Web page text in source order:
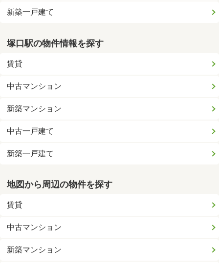
新築一戸建て
塚口駅の物件情報を探す
賃貸
中古マンション
新築マンション
中古一戸建て
新築一戸建て
地図から周辺の物件を探す
賃貸
中古マンション
新築マンション